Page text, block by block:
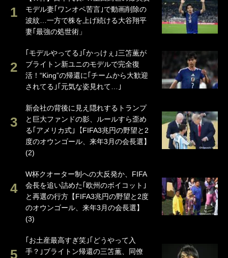
モデル妻｢ワンオペ苦言｣で動画削除の
波紋…一方で株を上げ続ける大谷翔平
妻｢最強の処世術」
｢モデルやってる｣｢かっけぇ｣三笘薫が
ブライトン新ユニのモデルで完全復
活！“King”の帰還に｢チームから大歓迎
されてる｣｢元気な姿見れて…｣
新会社の背後に見え隠れするトランプ
と巨大ファンドの影、ルールすら歪め
る｢アメリカ式｣【FIFA3兆円の野望と2
度のオウンゴール、来年3月の会長選】
(2)
W杯クオーター制への大反発か、FIFA
会長を追い詰めた｢欧州のボイコット｣
と再選の行方【FIFA3兆円の野望と2度
のオウンゴール、来年3月の会長選】
(3)
｢お土産最高すぎ笑｣｢どうやって入
手？｣ブライトン帰還の三笘薫、同僚